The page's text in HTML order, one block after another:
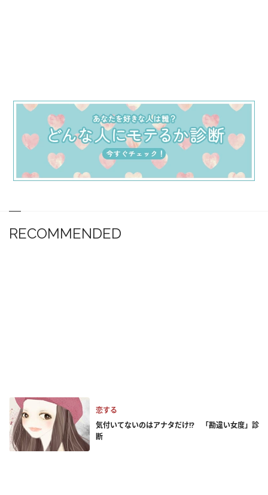
RECOMMENDED
恋する
気付いてないのはアナタだけ!? 「勘違い女度」診
断